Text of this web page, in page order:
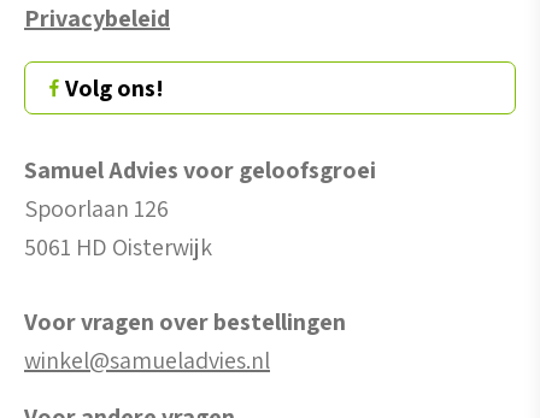
Privacybeleid
Volg ons!
Samuel Advies voor geloofsgroei
Spoorlaan 126
5061 HD Oisterwijk
Voor vragen over bestellingen
winkel@samueladvies.nl